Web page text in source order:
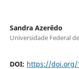
Sandra Azerêdo
Universidade Federal
DOI: https://doi.org/